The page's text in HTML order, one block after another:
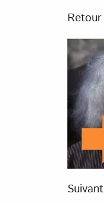
Retour
Suivant